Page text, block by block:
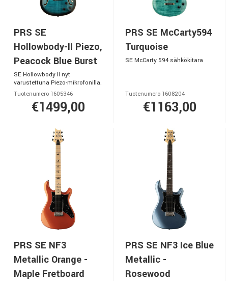
PRS SE
Hollowbody-II Piezo,
Peacock Blue Burst
SE Hollowbody II nyt
varustettuna Piezo-mikrofonilla.
Tuotenumero 1605346
€1499,00
PRS SE McCarty594
Turquoise
SE McCarty 594 sähkökitara
Tuotenumero 1608204
€1163,00
PRS SE NF3
Metallic Orange -
Maple Fretboard
PRS SE NF3 Ice Blue
Metallic -
Rosewood